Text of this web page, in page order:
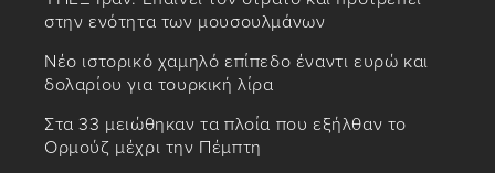
στην ενότητα των μουσουλμάνων
Νέο ιστορικό χαμηλό επίπεδο έναντι ευρώ και
δολαρίου για τουρκική λίρα
Στα 33 μειώθηκαν τα πλοία που εξήλθαν το
Ορμούζ μέχρι την Πέμπτη